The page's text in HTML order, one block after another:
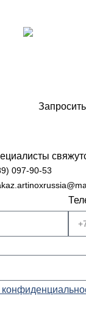
097-90-53